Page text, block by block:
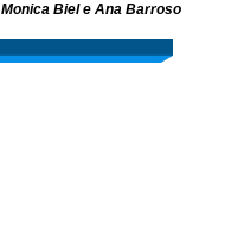
Monica Biel e Ana Barroso